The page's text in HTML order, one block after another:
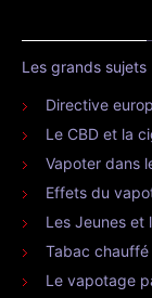
Les grands sujets
Directive
Le CBD et la
Vapoter dans
Effets du
Les Jeunes et
Tabac
Le vapotage